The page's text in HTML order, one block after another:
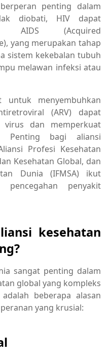
penting dalam
diobati, HIV dapat
AIDS (Acquired
yang merupakan tahap
sistem kekebalan tubuh
melawan infeksi atau
menyembuhkan
(ARV) dapat
virus dan memperkuat
Penting bagi aliansi
Profesi Kesehatan
Kesehatan Global, dan
Dunia (IFMSA) ikut
penyakit
kesehatan
sangat penting dalam
global yang kompleks
beberapa alasan
yang krusial: